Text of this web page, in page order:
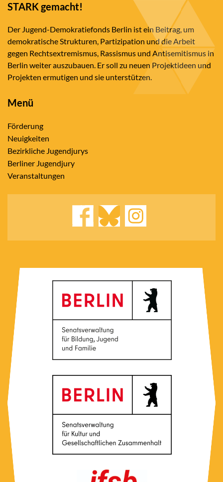
STARK gemacht!
Der Jugend-Demokratiefonds Berlin ist ein Beitrag, um
demokratische Strukturen, Partizipation und die Arbeit
gegen Rechtsextremismus, Rassismus und Antisemitismus in
Berlin weiter auszubauen. Er soll zu neuen Projektideen und
Projekten ermutigen und sie unterstützen.
Menü
Förderung
Neuigkeiten
Bezirkliche Jugendjurys
Berliner Jugendjury
Veranstaltungen